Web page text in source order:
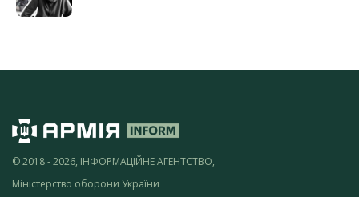
© 2018 - 2026, ІНФОРМАЦІЙНЕ АГЕНТСТВО,
Міністерство оборони України